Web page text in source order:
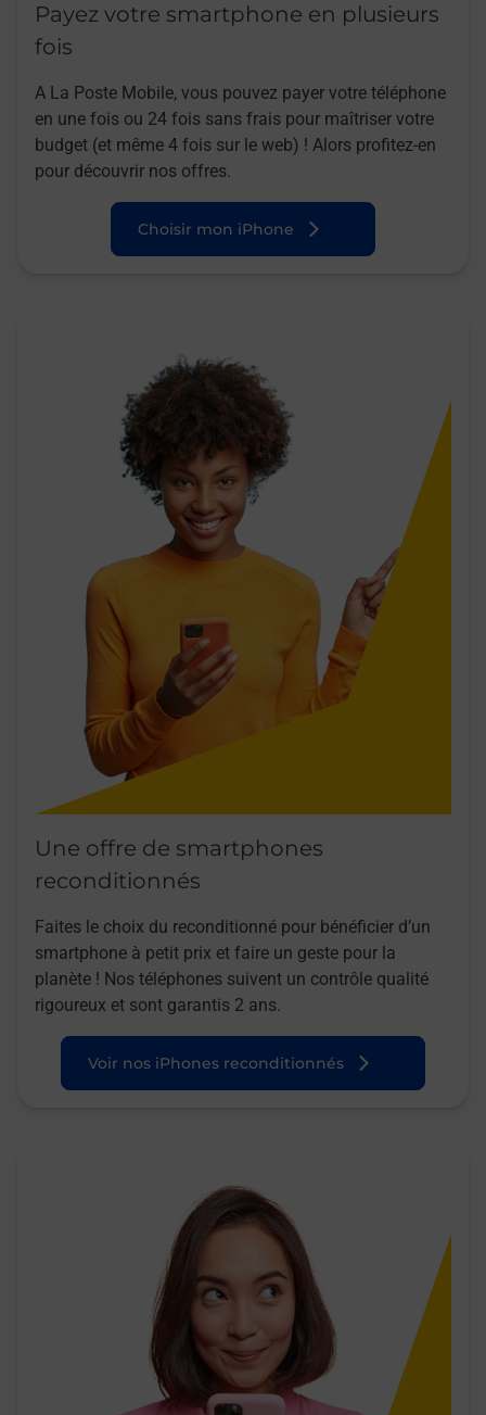
Payez votre smartphone en plusieurs
fois
A La Poste Mobile, vous pouvez payer votre téléphone
en une fois ou 24 fois sans frais pour maîtriser votre
budget (et même 4 fois sur le web) ! Alors profitez-en
pour découvrir nos offres.
Choisir mon iPhone
Une offre de smartphones
reconditionnés
Faites le choix du reconditionné pour bénéficier d’un
smartphone à petit prix et faire un geste pour la
planète ! Nos téléphones suivent un contrôle qualité
rigoureux et sont garantis 2 ans.
Voir nos iPhones reconditionnés